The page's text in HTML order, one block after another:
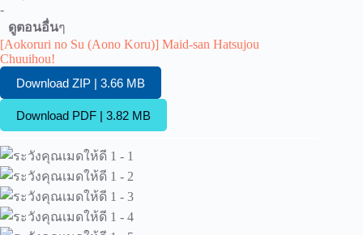
-
ดูตอนอื่นๆ
[Aokoruri no Su (Aono Koru)] Maid-san Hatsujou
Chuuihou!
Download ZIP | 3.66 MB
Download PDF | 3.82 MB